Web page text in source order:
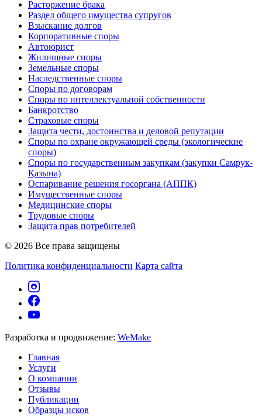
Расторжение брака
Раздел общего имущества супругов
Взыскание долгов
Корпоративные споры
Автоюрист
Жилищные споры
Земельные споры
Наследственные споры
Споры по договорам
Споры по интеллектуальной собственности
Банкротство
Страховые споры
Защита чести, достоинства и деловой репутации
Споры по охране окружающей среды (экологические
споры)
Споры по государственным закупкам (закупки Самрук-
Қазына)
Оспаривание решения госоргана (АППК)
Имущественные споры
Медицинские споры
Трудовые споры
Защита прав потребителей
© 2026 Все права защищены
Политика конфиденциальности Карта сайта
Разработка и продвижение: WeMake
Главная
Услуги
О компании
Отзывы
Публикации
Образцы исков